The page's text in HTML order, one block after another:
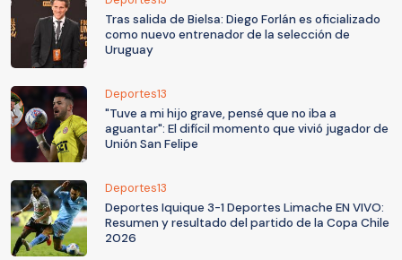
Tras salida de Bielsa: Diego Forlán es oficializado
como nuevo entrenador de la selección de
Uruguay
Deportes13
"Tuve a mi hijo grave, pensé que no iba a
aguantar": El difícil momento que vivió jugador de
Unión San Felipe
Deportes13
Deportes Iquique 3-1 Deportes Limache EN VIVO:
Resumen y resultado del partido de la Copa Chile
2026